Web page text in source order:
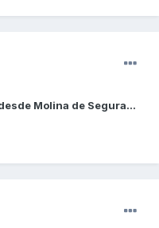
Molina de Segura...